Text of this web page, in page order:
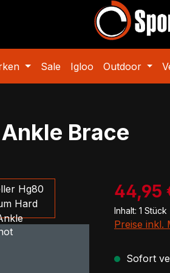
Sale Igloo Outdoor
Brace
44,95
Inhalt: 1 Stück
Preise inkl.
Sofort